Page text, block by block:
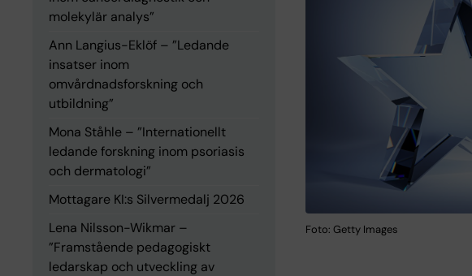
molekylär analys”
Ann Langius-Eklöf – ”Ledande
insatser inom
omvårdnadsforskning och
utbildning”
Mona Ståhle – ”Internationellt
ledande forskning inom psoriasis
och dermatologi”
Mottagare KI:s Silvermedalj 2026
Lena Nilsson-Wikmar –
”Framstående pedagogiskt
ledarskap och utveckling av
Foto: Getty Images